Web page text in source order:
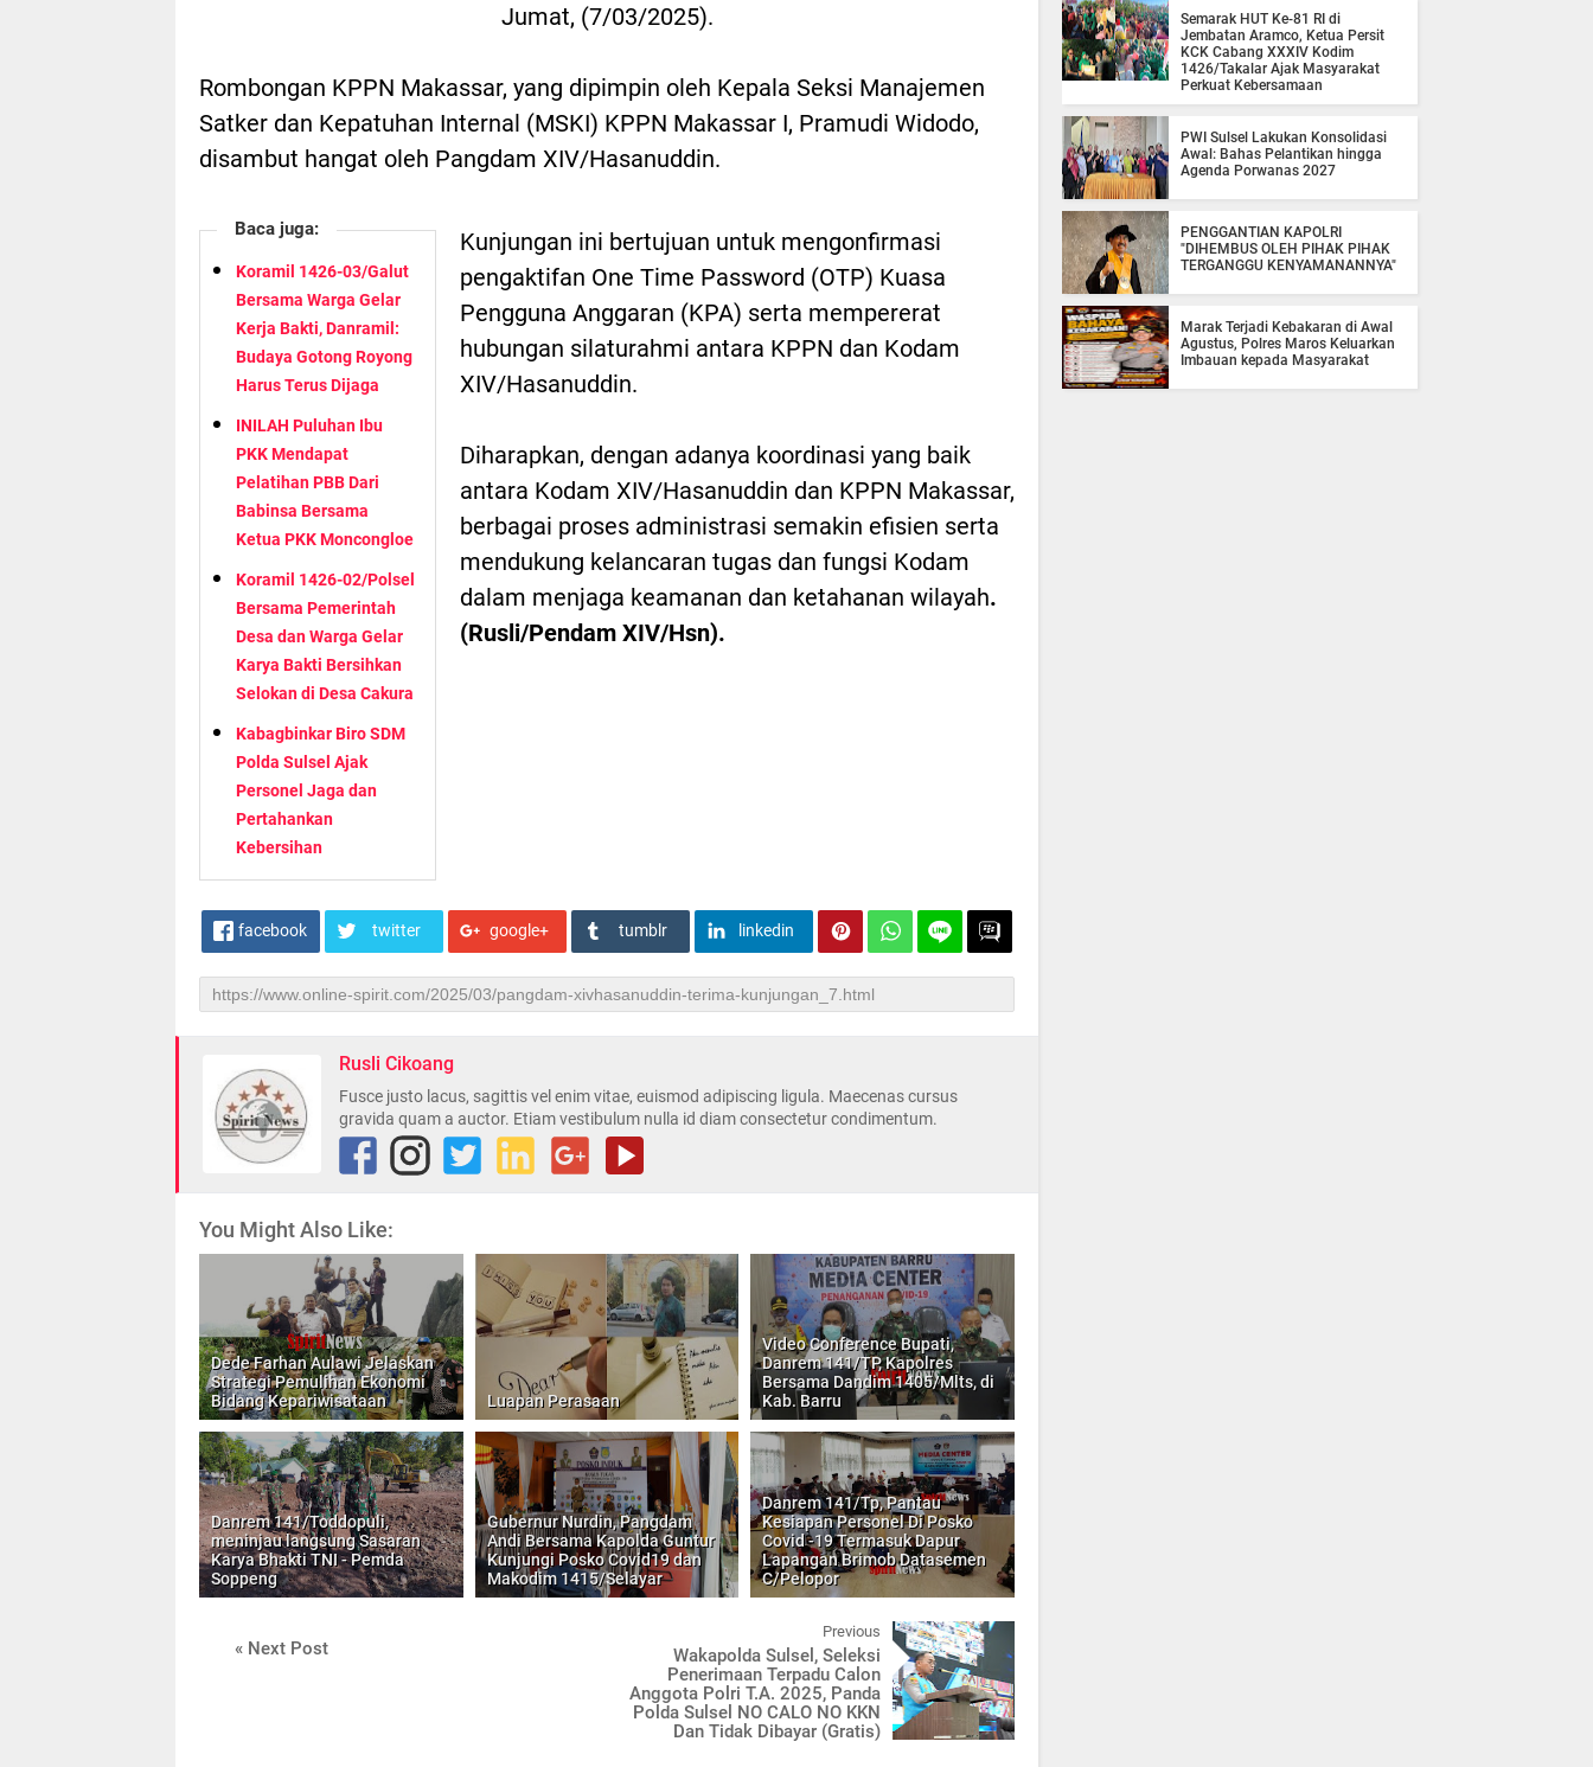
Jumat, (7/03/2025).
Rombongan KPPN Makassar, yang dipimpin oleh Kepala Seksi Manajemen
Satker dan Kepatuhan Internal (MSKI) KPPN Makassar I, Pramudi Widodo,
disambut hangat oleh Pangdam XIV/Hasanuddin.
Baca juga:
Koramil 1426-03/Galut
Bersama Warga Gelar
Kerja Bakti, Danramil:
Budaya Gotong Royong
Harus Terus Dijaga
INILAH Puluhan Ibu
PKK Mendapat
Pelatihan PBB Dari
Babinsa Bersama
Ketua PKK Moncongloe
Koramil 1426-02/Polsel
Bersama Pemerintah
Desa dan Warga Gelar
Karya Bakti Bersihkan
Selokan di Desa Cakura
Kabagbinkar Biro SDM
Polda Sulsel Ajak
Personel Jaga dan
Pertahankan
Kebersihan
Kunjungan ini bertujuan untuk mengonfirmasi
pengaktifan One Time Password (OTP) Kuasa
Pengguna Anggaran (KPA) serta mempererat
hubungan silaturahmi antara KPPN dan Kodam
XIV/Hasanuddin.
Diharapkan, dengan adanya koordinasi yang baik
antara Kodam XIV/Hasanuddin dan KPPN Makassar,
berbagai proses administrasi semakin efisien serta
mendukung kelancaran tugas dan fungsi Kodam
dalam menjaga keamanan dan ketahanan wilayah.
(Rusli/Pendam XIV/Hsn).
facebook twitter google+ tumblr linkedin
Rusli Cikoang
Fusce justo lacus, sagittis vel enim vitae, euismod adipiscing ligula. Maecenas cursus
gravida quam a auctor. Etiam vestibulum nulla id diam consectetur condimentum.
You Might Also Like:
Dede Farhan Aulawi Jelaskan
Strategi Pemulihan Ekonomi
Bidang Kepariwisataan
Luapan Perasaan
Video Conference Bupati,
Danrem 141/TP, Kapolres
Bersama Dandim 1405/Mlts, di
Kab. Barru
Danrem 141/Toddopuli,
meninjau langsung Sasaran
Karya Bhakti TNI - Pemda
Soppeng
Gubernur Nurdin, Pangdam
Andi Bersama Kapolda Guntur
Kunjungi Posko Covid19 dan
Makodim 1415/Selayar
Danrem 141/Tp, Pantau
Kesiapan Personel Di Posko
Covid -19 Termasuk Dapur
Lapangan Brimob Datasemen
C/Pelopor
« Next Post
Previous
Wakapolda Sulsel, Seleksi
Penerimaan Terpadu Calon
Anggota Polri T.A. 2025, Panda
Polda Sulsel NO CALO NO KKN
Dan Tidak Dibayar (Gratis)
Semarak HUT Ke-81 RI di
Jembatan Aramco, Ketua Persit
KCK Cabang XXXIV Kodim
1426/Takalar Ajak Masyarakat
Perkuat Kebersamaan
PWI Sulsel Lakukan Konsolidasi
Awal: Bahas Pelantikan hingga
Agenda Porwanas 2027
PENGGANTIAN KAPOLRI
"DIHEMBUS OLEH PIHAK PIHAK
TERGANGGU KENYAMANANNYA"
Marak Terjadi Kebakaran di Awal
Agustus, Polres Maros Keluarkan
Imbauan kepada Masyarakat